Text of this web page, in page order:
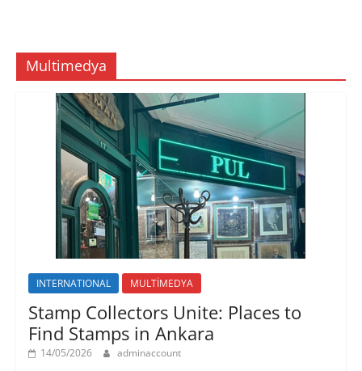
Multimedya
INTERNATIONAL MULTİMEDYA
Stamp Collectors Unite: Places to
Find Stamps in Ankara
14/05/2026 adminaccount